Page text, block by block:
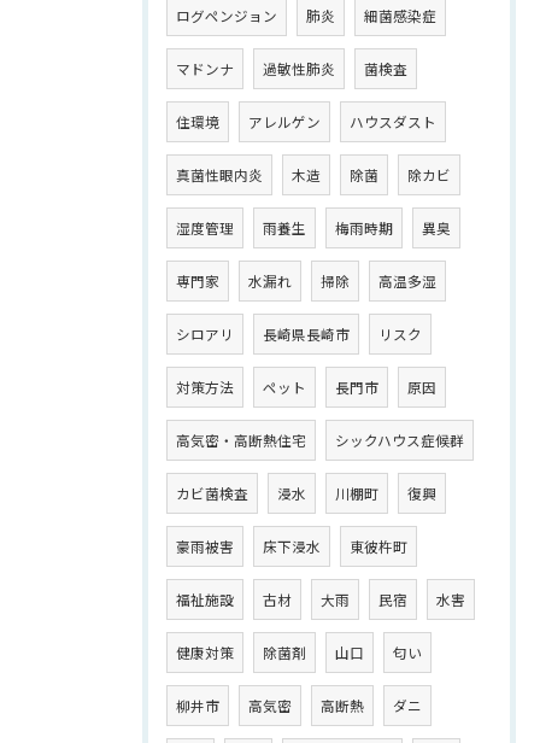
ログペンジョン 肺炎 細菌感染症
マドンナ 過敏性肺炎 菌検査
住環境 アレルゲン ハウスダスト
真菌性眼内炎 木造 除菌 除カビ
湿度管理 雨養生 梅雨時期 異臭
専門家 水漏れ 掃除 高温多湿
シロアリ 長崎県長崎市 リスク
対策方法 ペット 長門市 原因
高気密・高断熱住宅 シックハウス症候群
カビ菌検査 浸水 川棚町 復興
豪雨被害 床下浸水 東彼杵町
福祉施設 古材 大雨 民宿 水害
健康対策 除菌剤 山口 匂い
柳井市 高気密 高断熱 ダニ